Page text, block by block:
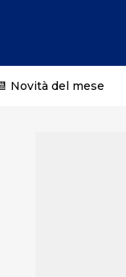
Novità del mese